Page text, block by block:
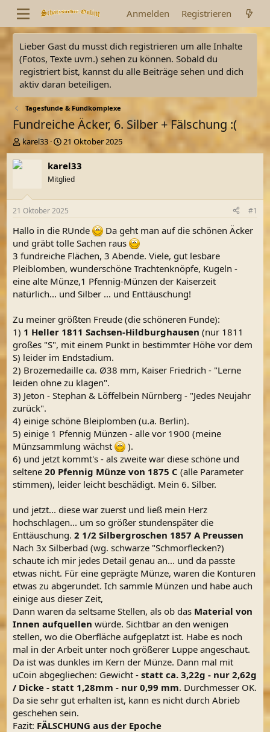
Anmelden Registrieren
Lieber Gast du musst dich registrieren um alle Inhalte
(Fotos, Texte uvm.) sehen zu können. Sobald du
registriert bist, kannst du alle Beiträge sehen und dich
aktiv daran beteiligen.
Tagesfunde & Fundkomplexe
Fundreiche Äcker, 6. Silber + Fälschung :(
E
r
s
l
e
r
karel33
E
r
s
t
e
l
t
a
m
21 Oktober 2025
karel33
Mitglied
21 Oktober 2025 #1
Hallo in die RUnde
Da geht man auf die schönen Äcker
und gräbt tolle Sachen raus
3 fundreiche Flächen, 3 Abende. Viele, gut lesbare
Pleiblomben, wunderschöne Trachtenknöpfe, Kugeln -
eine alte Münze,1 Pfennig-Münzen der Kaiserzeit
natürlich... und Silber ... und Enttäuschung!
Zu meiner größten Freude (die schöneren Funde):
1) 1 Heller 1811 Sachsen-Hildburghausen (nur 1811
großes "S", mit einem Punkt in bestimmter Höhe vor dem
S) leider im Endstadium.
2) Brozemedaille ca. Ø38 mm, Kaiser Friedrich - "Lerne
leiden ohne zu klagen".
3) Jeton - Stephan & Löffelbein Nürnberg - "Jedes Neujahr
zurück".
4) einige schöne Bleiplomben (u.a. Berlin).
5) einige 1 Pfennig Münzen - alle vor 1900 (meine
Münzsammlung wächst
).
6) und jetzt kommt's - als zweite war diese schöne und
seltene20 Pfennig Münze von 1875 C (alle Parameter
stimmen), leider leicht beschädigt. Mein 6. Silber.
und jetzt... diese war zuerst und ließ mein Herz
hochschlagen... um so größer stundenspäter die
Enttäuschung.2 1/2 Silbergroschen 1857 A Preussen
Nach 3x Silberbad (wg. schwarze "Schmorflecken?)
schaute ich mir jedes Detail genau an... und da passte
etwas nicht. Für eine geprägte Münze, waren die Konturen
etwas zu abgerundet. Ich sammle Münzen und habe auch
einige aus dieser Zeit,
Dann waren da seltsame Stellen, als ob das Material von
Innen aufquellen würde. Sichtbar an den wenigen
stellen, wo die Oberfläche aufgeplatzt ist. Habe es noch
mal in der Arbeit unter noch größerer Luppe angeschaut.
Da ist was dunkles im Kern der Münze. Dann mal mit
uCoin abgegliechen: Gewicht -statt ca. 3,22g - nur 2,62g
/ Dicke - statt 1,28mm - nur 0,99 mm. Durchmesser OK.
Da sie sehr gut erhalten ist, kann es nicht durch Abrieb
geschehen sein.
Fazit: FÄLSCHUNG aus der Epoche